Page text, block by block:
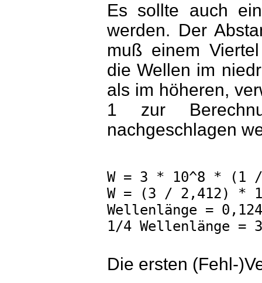
Es sollte auch
werden. Der
muß einem
die Wellen im
als im höheren,
1 zur
nachgeschlagen
W = 3 * 10^8 * (1
W = (3 / 2,412) *
Wellenlänge =
1/4 Wellenlänge =
Die ersten (Fehl-